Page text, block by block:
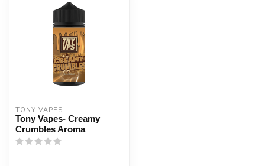
TONY VAPES
Tony Vapes- Creamy
Crumbles Aroma